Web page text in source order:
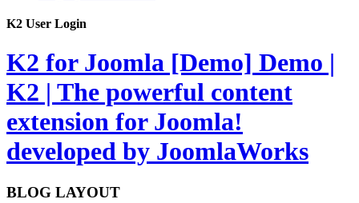
K2 User Login
K2 for Joomla [Demo] Demo |
K2 | The powerful content
extension for Joomla!
developed by JoomlaWorks
BLOG LAYOUT